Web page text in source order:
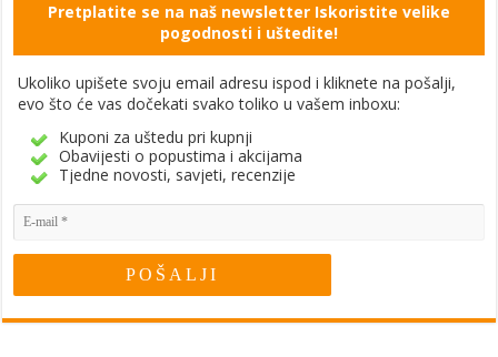
Pretplatite se na naš newsletter Iskoristite velike
pogodnosti i uštedite!
Ukoliko upišete svoju email adresu ispod i kliknete na pošalji,
evo što će vas dočekati svako toliko u vašem inboxu:
Kuponi za uštedu pri kupnji
Obavijesti o popustima i akcijama
Tjedne novosti, savjeti, recenzije